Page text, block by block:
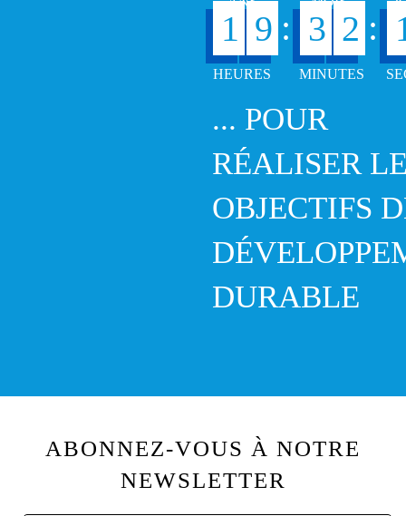
1 9 : 3 2 :
... POUR
RÉALISER
OBJECTIFS
DURABLE
ABONNEZ-VOUS À NOTRE
NEWSLETTER